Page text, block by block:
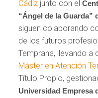
Cádiz junto con el
“Ángel de la Guarda”
siguen colaborando
de los futuros
Temprana, llevando
Máster en Atención
Título Propio,
Universidad Empresa